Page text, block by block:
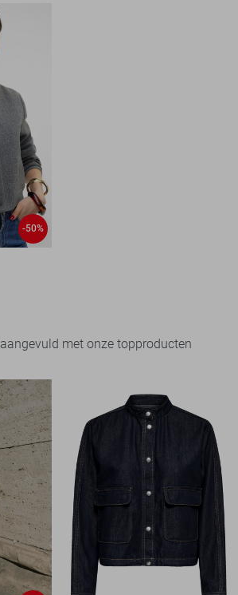
-50%
met onze topproducten